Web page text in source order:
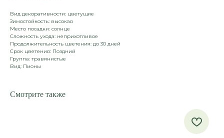
Вид декоративности: цветущие
Зимостойкость: высокая
Место посадки: солнце
Сложность ухода: неприхотливое
Продолжительность цветения: до 30 дней
Срок цветения: Поздний
Группа: травянистые
Вид: Пионы
Смотрите также